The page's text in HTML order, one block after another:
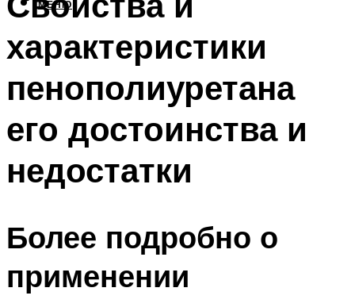
МЕНЮ
характеристики
пенополиуретана
его достоинства и
недостатки
Более подробно о
применении